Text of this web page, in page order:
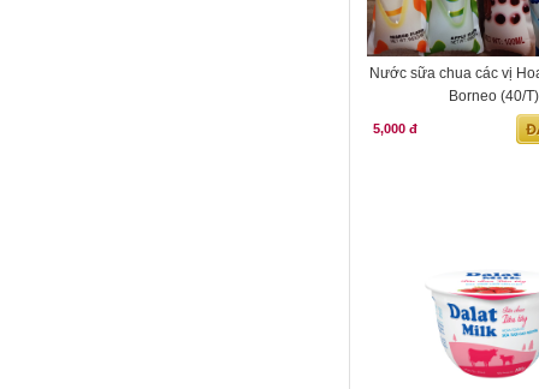
N­ước sữa chua các vị
Borneo (40/T)
5,000 đ